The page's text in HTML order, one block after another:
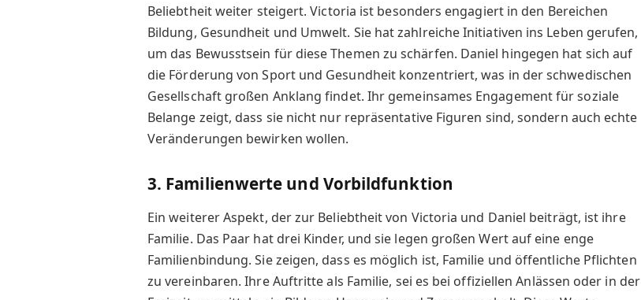
Beliebtheit weiter steigert. Victoria ist besonders engagiert in den Bereichen
Bildung, Gesundheit und Umwelt. Sie hat zahlreiche Initiativen ins Leben gerufen,
um das Bewusstsein für diese Themen zu schärfen. Daniel hingegen hat sich auf
die Förderung von Sport und Gesundheit konzentriert, was in der schwedischen
Gesellschaft großen Anklang findet. Ihr gemeinsames Engagement für soziale
Belange zeigt, dass sie nicht nur repräsentative Figuren sind, sondern auch echte
Veränderungen bewirken wollen.
3. Familienwerte und Vorbildfunktion
Ein weiterer Aspekt, der zur Beliebtheit von Victoria und Daniel beiträgt, ist ihre
Familie. Das Paar hat drei Kinder, und sie legen großen Wert auf eine enge
Familienbindung. Sie zeigen, dass es möglich ist, Familie und öffentliche Pflichten
zu vereinbaren. Ihre Auftritte als Familie, sei es bei offiziellen Anlässen oder in der